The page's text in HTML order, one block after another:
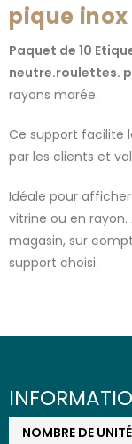
pique inox
Paquet de 10
neutre.roulettes.
rayons marée.
Ce support facilite
par les clients et
Idéale pour
vitrine ou en
magasin, sur
support choisi.
NOMBRE DE UNITÉ